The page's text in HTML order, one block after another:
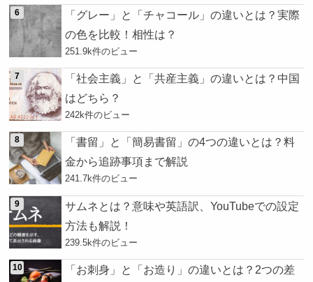
「グレー」と「チャコール」の違いとは？実際
の色を比較！相性は？
251.9k件のビュー
「社会主義」と「共産主義」の違いとは？中国
はどちら？
242k件のビュー
「書留」と「簡易書留」の4つの違いとは？料
金から追跡事項まで解説
241.7k件のビュー
サムネとは？意味や英語訳、YouTubeでの設定
方法も解説！
239.5k件のビュー
「お刺身」と「お造り」の違いとは？2つの差